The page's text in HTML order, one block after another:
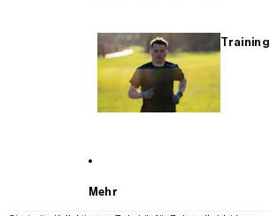
Training
Mehr